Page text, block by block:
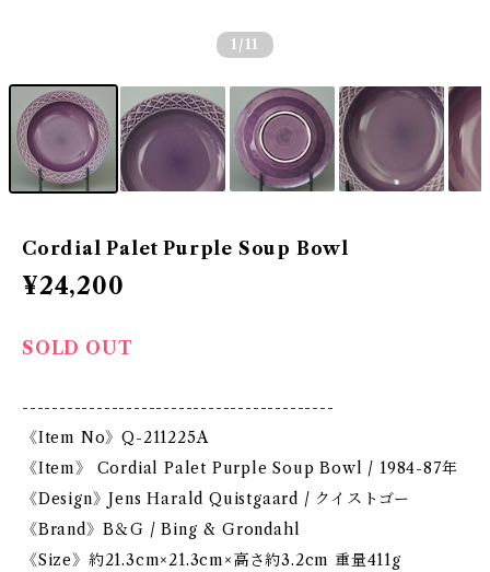
1 /11
Cordial Palet Purple Soup Bowl
¥24,200
SOLD OUT
------------------------------------------
《Item No》Q-211225A
《Item》 Cordial Palet Purple Soup Bowl / 1984-87年
《Design》Jens Harald Quistgaard / クイストゴー
《Brand》B＆G / Bing & Grondahl
《Size》約21.3cm×21.3cm×高さ約3.2cm 重量411g